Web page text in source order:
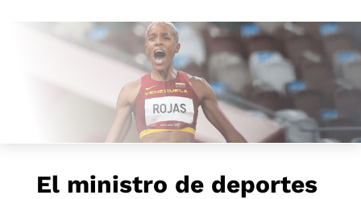
El ministro de deportes